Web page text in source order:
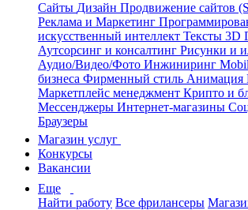
Сайты Дизайн Продвижение сайтов
Реклама и Маркетинг
искусственный интеллект Тексты 3D
Аутсорсинг и консалтинг Рисунки и
Аудио/Видео/Фото Инжиниринг
бизнеса Фирменный стиль Анимация
Маркетплейс менеджмент Крипто и
Мессенджеры Интернет-магазины
Браузеры
Магазин услуг
Конкурсы
Вакансии
Еще
Найти работу Все фрилансеры